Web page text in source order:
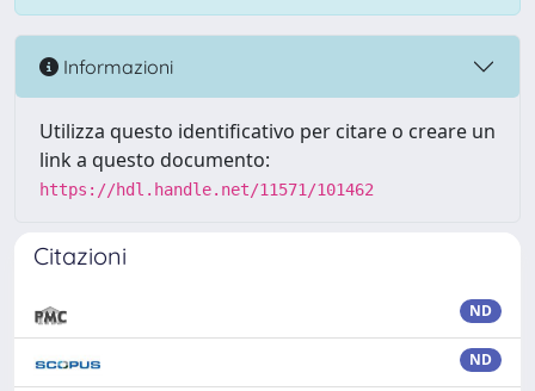
Informazioni
Utilizza questo identificativo per citare o creare un
link a questo documento:
https://hdl.handle.net/11571/101462
Citazioni
ND
ND